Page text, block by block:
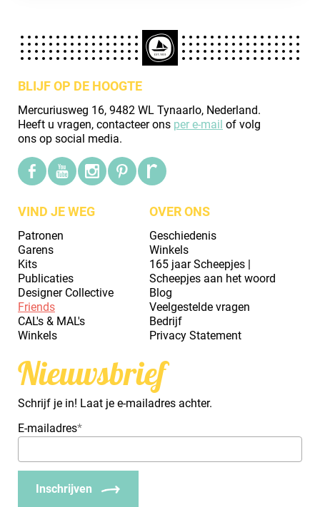
BLIJF OP DE HOOGTE
Mercuriusweg 16, 9482 WL Tynaarlo, Nederland.
Heeft u vragen, contacteer ons per e-mail of volg
ons op social media.
VIND JE WEG
Patronen
Garens
Kits
Publicaties
Designer Collective
Friends
CAL's & MAL's
Winkels
OVER ONS
Geschiedenis
Winkels
165 jaar Scheepjes |
Scheepjes aan het woord
Blog
Veelgestelde vragen
Bedrijf
Privacy Statement
Nieuwsbrief
Schrijf je in! Laat je e-mailadres achter.
E-mailadres*
Inschrijven